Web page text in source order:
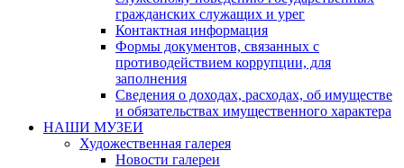
гражданских служащих и урег
Контактная информация
Формы документов, связанных с
противодействием коррупции, для
заполнения
Сведения о доходах, расходах, об имуществе
и обязательствах имущественного характера
НАШИ МУЗЕИ
Художественная галерея
Новости галереи